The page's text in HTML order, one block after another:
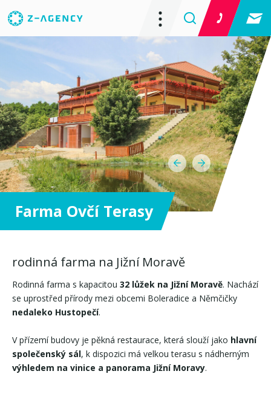
rodinná farma na Jižní Moravě
Rodinná farma s kapacitou 32 lůžek na Jižní Moravě. Nachází
se uprostřed přírody mezi obcemi Boleradice a Němčičky
nedaleko Hustopečí.
V přízemí budovy je pěkná restaurace, která slouží jako hlavní
společenský sál, k dispozici má velkou terasu s nádherným
výhledem na vinice a panorama Jižní Moravy.
Farma Ovčí Terasy